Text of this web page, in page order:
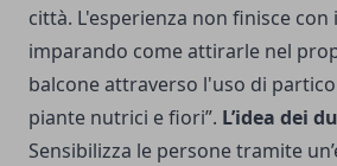
città. L'esperienza non finisce
imparando come attirarle nel
balcone attraverso l'uso di
piante nutrici e fiori”. L’idea dei
Sensibilizza le persone tramite